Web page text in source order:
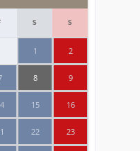
S S
1 2
8 9
15 16
22 23